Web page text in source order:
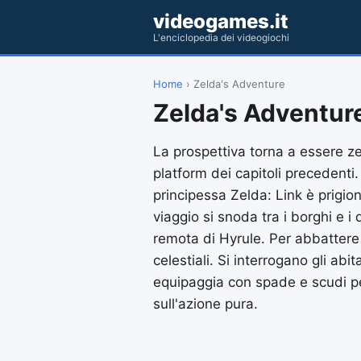
videogames.it
L'enciclopedia dei videogiochi
Home › Zelda's Adventure
Zelda's
La prospettiva torna a essere
platform dei capitoli
principessa Zelda: Link è
viaggio si snoda tra i borghi e i
remota di Hyrule. Per
celestiali. Si interrogano gli
equipaggia con spade e scudi
sull'azione pura.